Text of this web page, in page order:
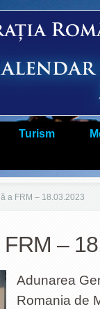
Turism
a FRM – 18.03.2023
–
Adunarea
Romania de